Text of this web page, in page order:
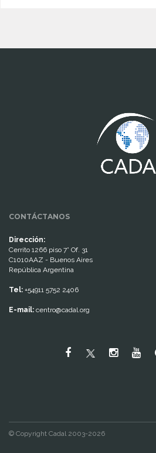
CONTÁCTANOS
Dirección:
Cerrito 1266 piso 7° Of. 31
C1010AAZ - Buenos Aires
República Argentina
Tel: +54911 5752 2406
E-mail: centro@cadal.org
© Copyright Cadal 2003-2026